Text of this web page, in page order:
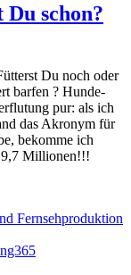
schon?
Du noch oder
barfen ? Hunde-
pur: als ich
das Akronym für
bekomme ich
9,7 Millionen!!!